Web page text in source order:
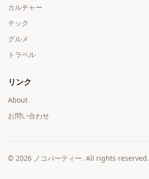
カルチャー
テック
グルメ
トラベル
リンク
About
お問い合わせ
© 2026 ノコパーティー. All rights reserved.